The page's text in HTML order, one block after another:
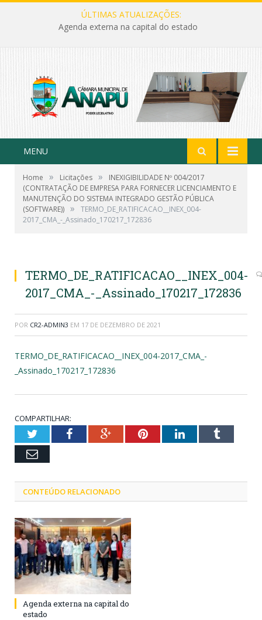
ÚLTIMAS ATUALIZAÇÕES:
Agenda externa na capital do estado
MENU
Home » Licitações »
INEXIGIBILIDADE Nº 004/2017
(CONTRATAÇÃO DE EMPRESA PARA FORNECER LICENCIAMENTO E
MANUTENÇÃO DO SISTEMA INTEGRADO GESTÃO PÚBLICA
(SOFTWARE)) »
TERMO_DE_RATIFICACAO__INEX_004-
2017_CMA_-_Assinado_170217_172836
TERMO_DE_RATIFICACAO__INEX_004-
2017_CMA_-_Assinado_170217_172836
POR CR2-ADMIN3 EM 17 DE DEZEMBRO DE 2021
TERMO_DE_RATIFICACAO__INEX_004-2017_CMA_-
_Assinado_170217_172836
COMPARTILHAR:
TwitterFacebookGoogle+PinterestLinkedInTumblr
Email
CONTEÚDO RELACIONADO
Agenda externa na capital do
estado